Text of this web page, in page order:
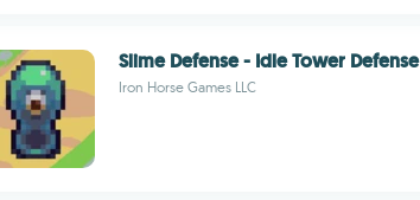
Slime Defense - Idle Tower Defense
Iron Horse Games LLC